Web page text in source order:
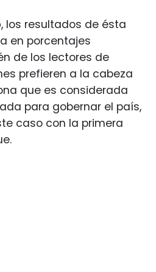
, los resultados de ésta
en porcentajes
de los lectores de
prefieren a la cabeza
que es considerada
para gobernar el país,
caso con la primera